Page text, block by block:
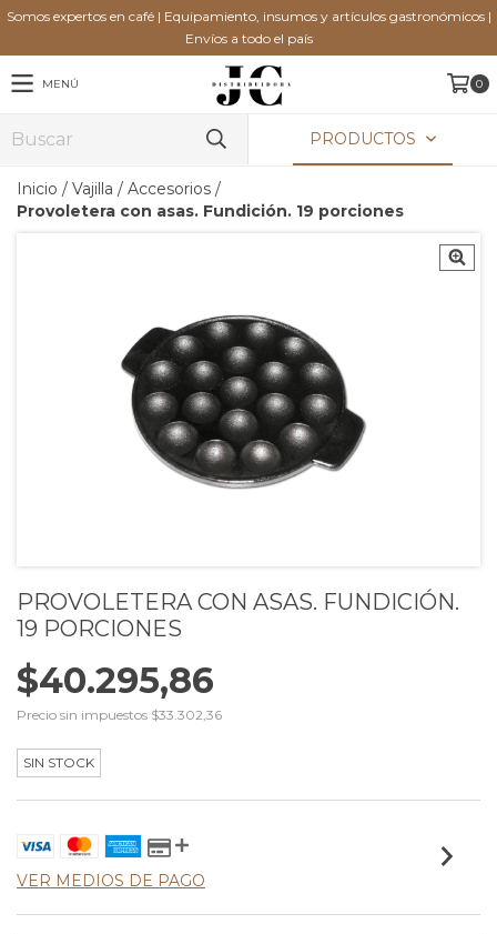
Somos expertos en café | Equipamiento, insumos y artículos gastronómicos |
Envíos a todo el país
MENÚ 0
PRODUCTOS
Inicio / Vajilla / Accesorios /
Provoletera con asas. Fundición. 19 porciones
PROVOLETERA CON ASAS. FUNDICIÓN.
19 PORCIONES
$40.295,86
Precio sin impuestos $33.302,36
SIN STOCK
VER MEDIOS DE PAGO